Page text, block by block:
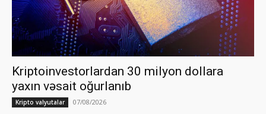
Kriptoinvestorlardan 30 milyon dollara
yaxın vəsait oğurlanıb
Kripto valyutalar 07/08/2026